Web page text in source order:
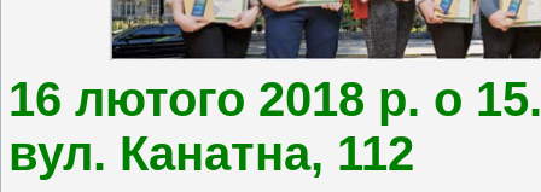
16 лютого 2018 р. о
вул. Канатна, 112